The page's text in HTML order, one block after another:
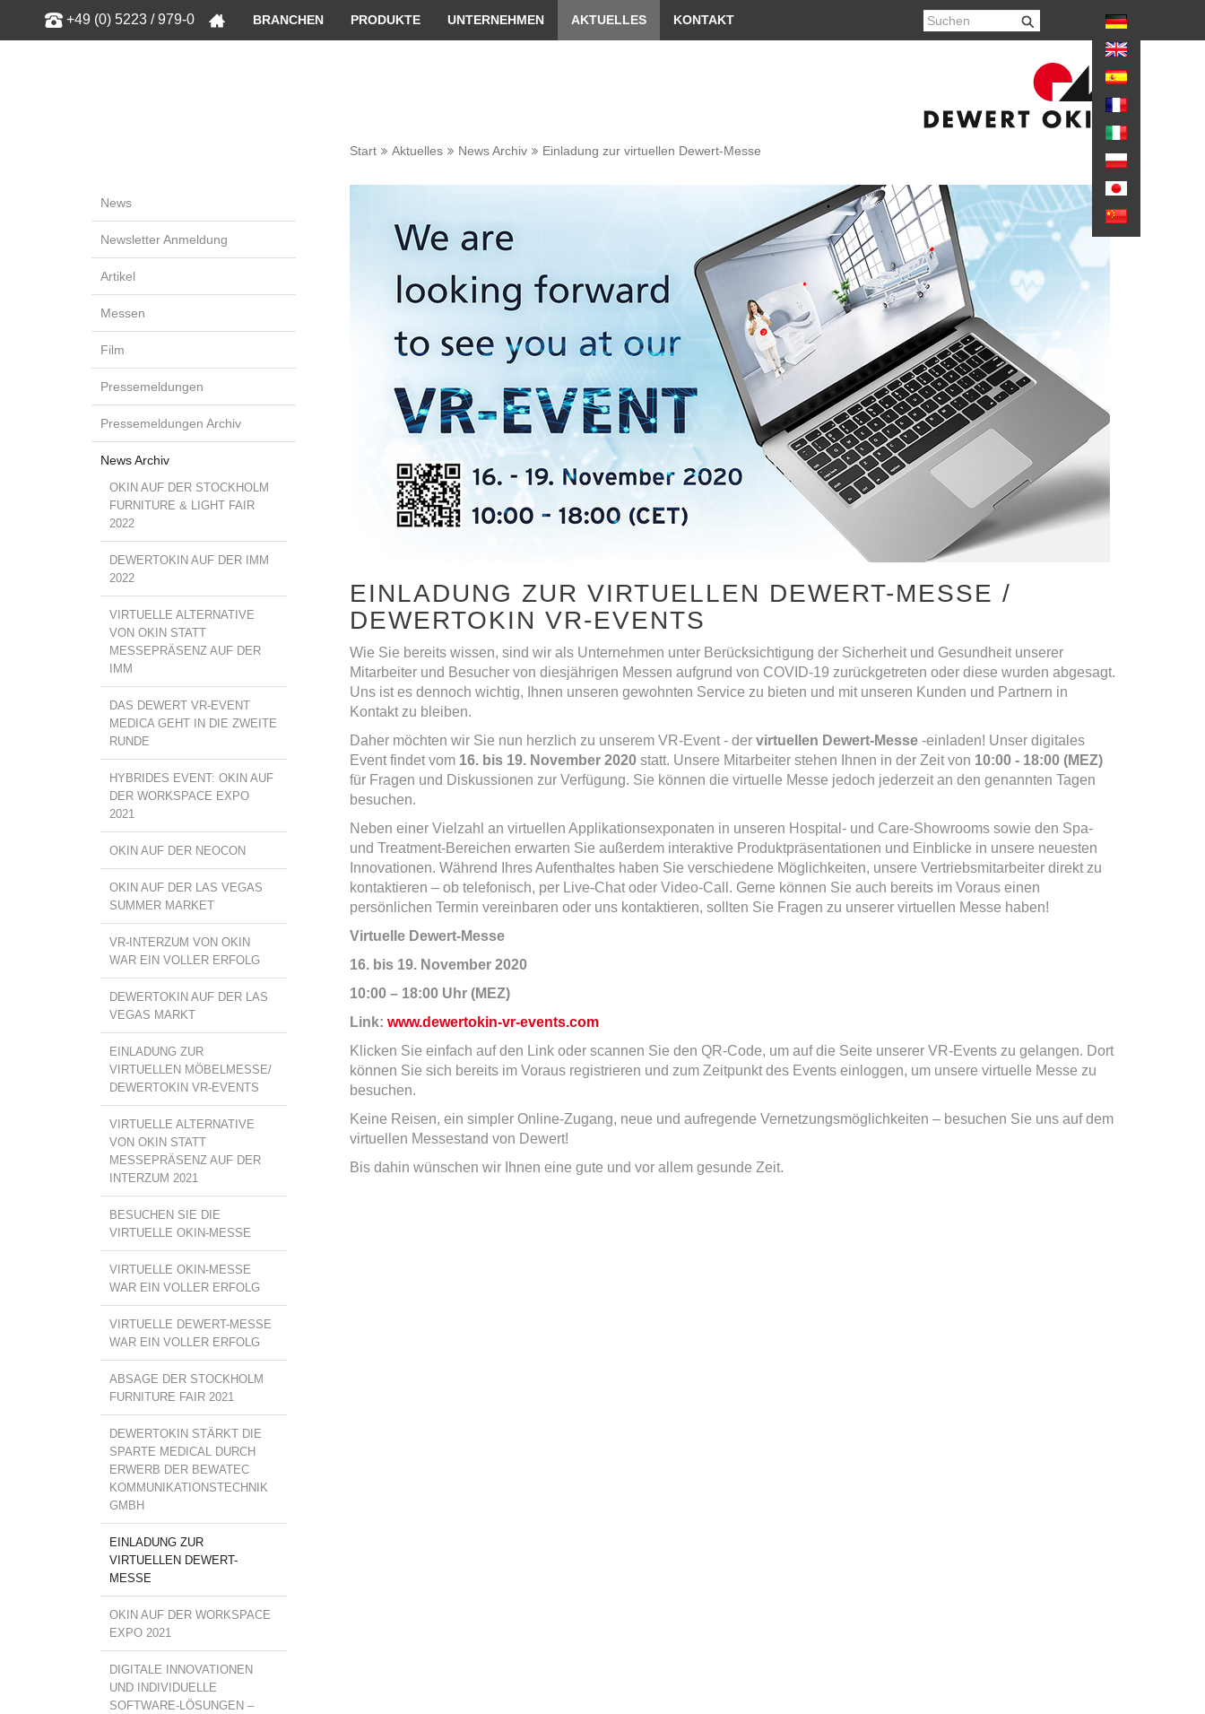
+49 (0) 5223 / 979-0 BRANCHEN PRODUKTE UNTERNEHMEN AKTUELLES KONTAKT
Start Aktuelles News Archiv Einladung zur virtuellen Dewert-Messe
News
Newsletter Anmeldung
Artikel
Messen
Film
Pressemeldungen
Pressemeldungen Archiv
News Archiv
OKIN AUF DER STOCKHOLM
FURNITURE & LIGHT FAIR
2022
DEWERTOKIN AUF DER IMM
2022
VIRTUELLE ALTERNATIVE
VON OKIN STATT
MESSEPRÄSENZ AUF DER
IMM
DAS DEWERT VR-EVENT
MEDICA GEHT IN DIE ZWEITE
RUNDE
HYBRIDES EVENT: OKIN AUF
DER WORKSPACE EXPO
2021
OKIN AUF DER NEOCON
OKIN AUF DER LAS VEGAS
SUMMER MARKET
VR-INTERZUM VON OKIN
WAR EIN VOLLER ERFOLG
DEWERTOKIN AUF DER LAS
VEGAS MARKT
EINLADUNG ZUR
VIRTUELLEN MÖBELMESSE/
DEWERTOKIN VR-EVENTS
VIRTUELLE ALTERNATIVE
VON OKIN STATT
MESSEPRÄSENZ AUF DER
INTERZUM 2021
BESUCHEN SIE DIE
VIRTUELLE OKIN-MESSE
VIRTUELLE OKIN-MESSE
WAR EIN VOLLER ERFOLG
VIRTUELLE DEWERT-MESSE
WAR EIN VOLLER ERFOLG
ABSAGE DER STOCKHOLM
FURNITURE FAIR 2021
DEWERTOKIN STÄRKT DIE
SPARTE MEDICAL DURCH
ERWERB DER BEWATEC
KOMMUNIKATIONSTECHNIK
GMBH
EINLADUNG ZUR
VIRTUELLEN DEWERT-
MESSE
OKIN AUF DER WORKSPACE
EXPO 2021
DIGITALE INNOVATIONEN
UND INDIVIDUELLE
SOFTWARE-LÖSUNGEN –
EINLADUNG ZUR VIRTUELLEN DEWERT-MESSE /
DEWERTOKIN VR-EVENTS
Wie Sie bereits wissen, sind wir als Unternehmen unter Berücksichtigung der Sicherheit und Gesundheit unserer
Mitarbeiter und Besucher von diesjährigen Messen aufgrund von COVID-19 zurückgetreten oder diese wurden abgesagt.
Uns ist es dennoch wichtig, Ihnen unseren gewohnten Service zu bieten und mit unseren Kunden und Partnern in
Kontakt zu bleiben.
Daher möchten wir Sie nun herzlich zu unserem VR-Event - der virtuellen Dewert-Messe -einladen! Unser digitales
Event findet vom 16. bis 19. November 2020statt. Unsere Mitarbeiter stehen Ihnen in der Zeit von 10:00 - 18:00 (MEZ)
für Fragen und Diskussionen zur Verfügung. Sie können die virtuelle Messe jedoch jederzeit an den genannten Tagen
besuchen.
Neben einer Vielzahl an virtuellen Applikationsexponaten in unseren Hospital- und Care-Showrooms sowie den Spa-
und Treatment-Bereichen erwarten Sie außerdem interaktive Produktpräsentationen und Einblicke in unsere neuesten
Innovationen. Während Ihres Aufenthaltes haben Sie verschiedene Möglichkeiten, unsere Vertriebsmitarbeiter direkt zu
kontaktieren – ob telefonisch, per Live-Chat oder Video-Call. Gerne können Sie auch bereits im Voraus einen
persönlichen Termin vereinbaren oder uns kontaktieren, sollten Sie Fragen zu unserer virtuellen Messe haben!
Virtuelle Dewert-Messe
16. bis 19. November 2020
10:00 – 18:00 Uhr (MEZ)
Link: www.dewertokin-vr-events.com
Klicken Sie einfach auf den Link oder scannen Sie den QR-Code, um auf die Seite unserer VR-Events zu gelangen. Dort
können Sie sich bereits im Voraus registrieren und zum Zeitpunkt des Events einloggen, um unsere virtuelle Messe zu
besuchen.
Keine Reisen, ein simpler Online-Zugang, neue und aufregende Vernetzungsmöglichkeiten – besuchen Sie uns auf dem
virtuellen Messestand von Dewert!
Bis dahin wünschen wir Ihnen eine gute und vor allem gesunde Zeit.